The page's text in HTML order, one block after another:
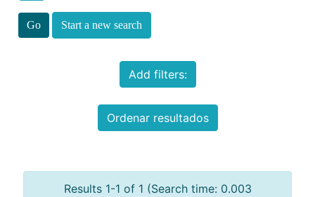
Start a new search
Add filters:
Ordenar resultados
Results 1-1 of 1 (Search time: 0.003